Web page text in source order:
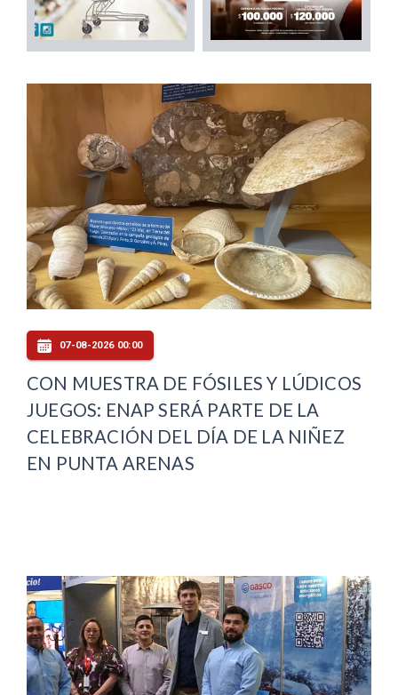
07-08-2026 00:00
CON MUESTRA DE FÓSILES Y LÚDICOS
JUEGOS: ENAP SERÁ PARTE DE LA
CELEBRACIÓN DEL DÍA DE LA NIÑEZ
EN PUNTA ARENAS